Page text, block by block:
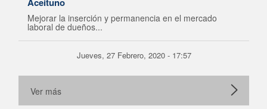
Mejorar la inserción y permanencia en el mercado
laboral de dueños...
Jueves, 27 Febrero, 2020 - 17:57
Ver más